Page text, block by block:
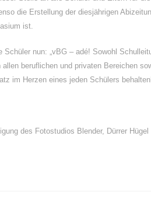
die Erstellung der diesjährigen
ist.
nun: „vBG – adé! Sowohl
beruflichen und privaten Bereichen
im Herzen eines jeden Schülers
des Fotostudios Blender, Dürrer